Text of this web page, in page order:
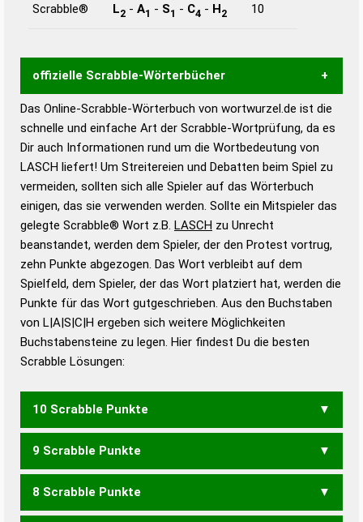
Scrabble® L2 - A1 - S1 - C4 - H2 10
offizielle Scrabble-Wörterbücher
Wortwurzel liefert mit Hilfe eines semantischen
Wortanalyse-Algorithmus gute Anhaltspunkte zu
Wortbedeutung, Worttrennung und Wortform, um die
Gültigkeit eines Wortes für das Scrabble-Spiel zu
bestimmen!
zugelassene Turnier Scrabble-
Wörterbücher sind:
Duden – Standardwerk in 12 Bänden
Duden – Richtiges und gutes
Deutsch
Duden – Die deutsche Grammatik
Duden – Deutsches
Das Online-Scrabble-Wörterbuch von wortwurzel.de ist die
schnelle und einfache Art der Scrabble-Wortprüfung, da es
Dir auch Informationen rund um die Wortbedeutung von
LASCH liefert! Um Streitereien und Debatten beim Spiel zu
vermeiden, sollten sich alle Spieler auf das Wörterbuch
einigen, das sie verwenden werden. Sollte ein Mitspieler das
gelegte Scrabble® Wort z.B. LASCH zu Unrecht
beanstandet, werden dem Spieler, der den Protest vortrug,
zehn Punkte abgezogen. Das Wort verbleibt auf dem
Spielfeld, dem Spieler, der das Wort platziert hat, werden die
Punkte für das Wort gutgeschrieben. Aus den Buchstaben
von L|A|S|C|H ergeben sich weitere Möglichkeiten
Buchstabensteine zu legen. Hier findest Du die besten
Scrabble Lösungen:
10 Scrabble Punkte
LACHS SCHAL
9 Scrabble Punkte
LACH
8 Scrabble Punkte